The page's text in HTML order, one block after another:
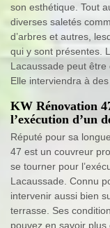
son esthétique. Tout
diverses saletés
d’arbres et autres,
qui y sont présentes.
Lacaussade peut être
Elle interviendra à
KW Rénovation
l’exécution d’un
Réputé pour sa
47 est un couvreur
se tourner pour
Lacaussade. Connu
intervenir aussi bien
terrasse. Ses
pouvez en savoir